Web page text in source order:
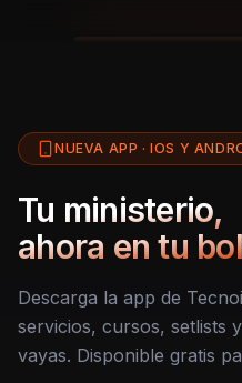
NUEVA APP · IOS Y
Tu ministerio,
ahora en tu
Descarga la app de
servicios, cursos, setlists
vayas. Disponible gratis